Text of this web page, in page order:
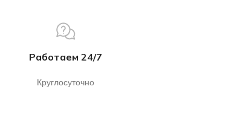
Работаем 24/7
Круглосуточно